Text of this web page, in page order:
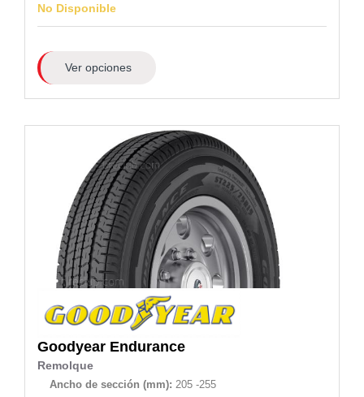
No Disponible
Ver opciones
Goodyear Endurance
Remolque
Ancho de sección (mm): 205 -255